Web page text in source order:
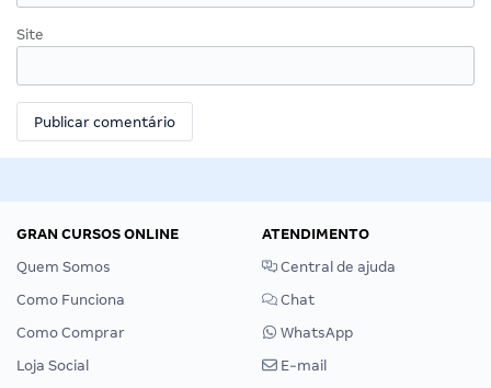
Site
GRAN CURSOS ONLINE
Quem Somos
Como Funciona
Como Comprar
Loja Social
ATENDIMENTO
Central de ajuda
Chat
WhatsApp
E-mail